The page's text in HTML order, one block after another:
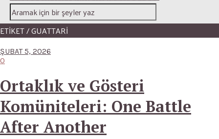
ETİKET / GUATTARI
ŞUBAT 5, 2026
0
Ortaklık ve Gösteri
Komüniteleri: One Battle
After Another